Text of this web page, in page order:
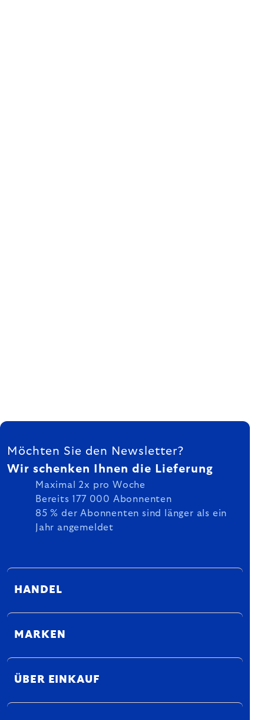
FUSSZEILE
Möchten Sie den Newsletter?
Wir schenken Ihnen die Lieferung
Maximal 2x pro Woche
Bereits 177 000 Abonnenten
85 % der Abonnenten sind länger als ein
Jahr angemeldet
HANDEL
MARKEN
ÜBER EINKAUF